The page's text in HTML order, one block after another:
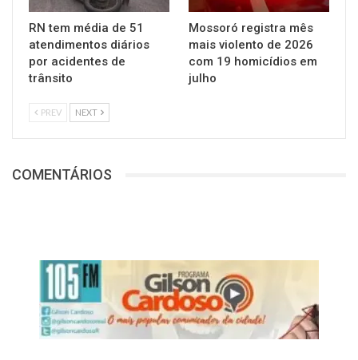
RN tem média de 51
atendimentos diários
por acidentes de
trânsito
Mossoró registra mês
mais violento de 2026
com 19 homicídios em
julho
PREV NEXT
COMENTÁRIOS